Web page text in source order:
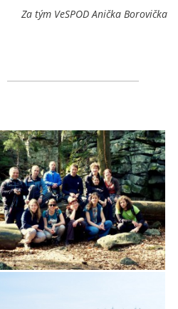
Za tým VeSPOD Anička Borovička